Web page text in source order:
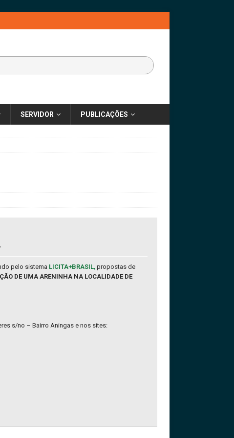
SERVIDOR PUBLICAÇÕES
pelo sistema LICITA+BRASIL, propostas de
DE UMA ARENINHA NA LOCALIDADE DE
s/no – Bairro Aningas e nos sites: